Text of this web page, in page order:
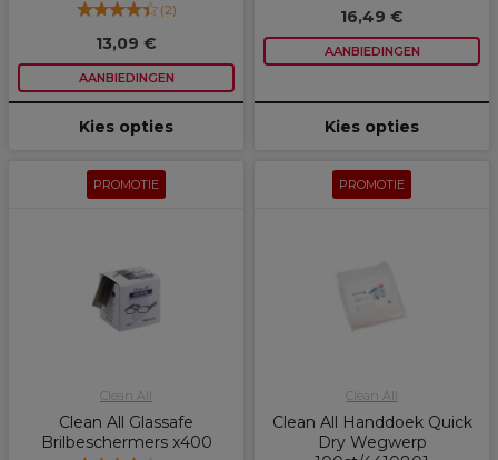
(2)
13,09 €
AANBIEDINGEN
Kies opties
16,49 €
AANBIEDINGEN
Kies opties
PROMOTIE
Clean All
Clean All Glassafe
Brilbeschermers x400
PROMOTIE
Clean All
Clean All Handdoek Quick
Dry Wegwerp